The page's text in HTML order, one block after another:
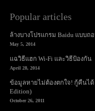
Popular articles
ล้างบางโปรแกรม Baidu แบบ
May 5, 2014
แฉวิธีแฮก Wi-Fi และวิธีป้องกัน
April 28, 2014
ข้อมูลหายไม่ต้องตกใจ! กู้คืนได้ ง่
Edition)
October 26, 2011